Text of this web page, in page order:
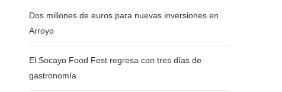
Dos millones de euros para nuevas inversiones en
Arroyo
El Socayo Food Fest regresa con tres días de
gastronomía